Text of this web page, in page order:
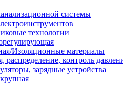
системы
технологии
Изоляционные материалы
распределение, контроль
зарядные устройства